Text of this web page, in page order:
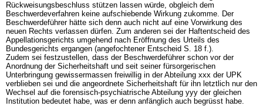
Rückweisungsbeschluss stützen lassen würde, obgleich dem
Beschwerdeverfahren keine aufschiebende Wirkung zukomme. Der
Beschwerdeführer hätte sich denn auch nicht auf eine Vorwirkung des
neuen Rechts verlassen dürfen. Zum anderen sei der Haftentscheid des
Appellationsgerichts umgehend nach Eröffnung des Urteils des
Bundesgerichts ergangen (angefochtener Entscheid S. 18 f.).
Zudem sei festzustellen, dass der Beschwerdeführer schon vor der
Anordnung der Sicherheitshaft und seit seiner fürsorgerischen
Unterbringung gewissermassen freiwillig in der Abteilung xxx der UPK
verblieben sei und die angeordnete Sicherheitshaft für ihn letztlich nur den
Wechsel auf die forensisch-psychiatrische Abteilung yyy der gleichen
Institution bedeutet habe, was er denn anfänglich auch begrüsst habe.